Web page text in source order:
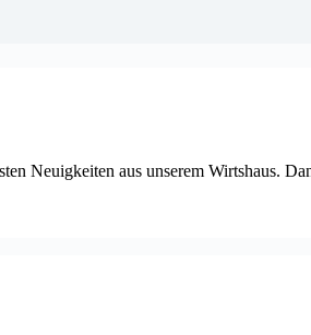
Neuigkeiten aus unserem Wirtshaus.